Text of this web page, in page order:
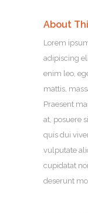
About
Lorem
adipiscing
enim leo,
mattis,
Praesent
at, posuere
quis dui
vulputate
cupidatat
deserunt